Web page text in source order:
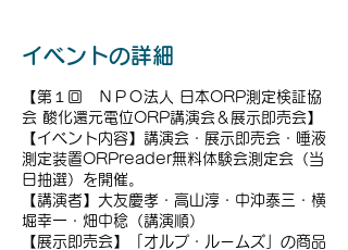
イベントの詳細
【第１回 ＮＰＯ法人 日本ORP測定検証協
会 酸化還元電位ORP講演会＆展示即売会】
【イベント内容】講演会・展示即売会・唾液
測定装置ORPreader無料体験会測定会（当
日抽選）を開催。
【講演者】大友慶孝・高山淳・中沖泰三・横
堀幸一・畑中稔（講演順）
【展示即売会】「オルプ・ルームズ」の商品